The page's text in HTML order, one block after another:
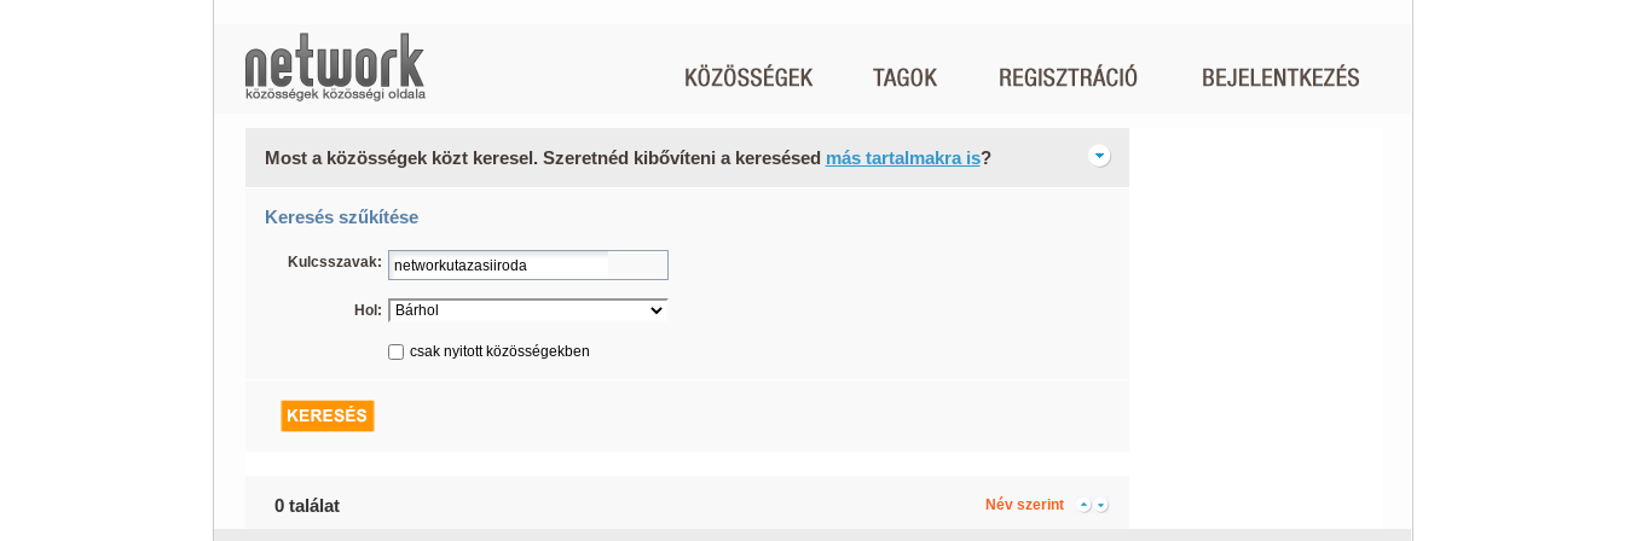
Most a közösségek közt keresel. Szeretnéd kibővíteni a keresésed más tartalmakra is?
Keresés szűkítése
Kulcsszavak:
Hol:
csak nyitott közösségekben
0 találat Név szerint